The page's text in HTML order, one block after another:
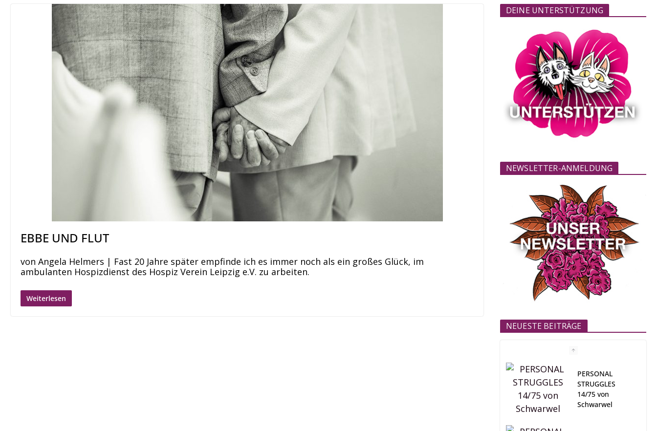
EBBE UND FLUT
von Angela Helmers | Fast 20 Jahre später empfinde ich es immer noch als ein großes Glück, im
ambulanten Hospizdienst des Hospiz Verein Leipzig e.V. zu arbeiten.
Weiterlesen
DEINE UNTERSTÜTZUNG
NEWSLETTER-ANMELDUNG
NEUESTE BEITRÄGE
PERSONAL
STRUGGLES
14/75 von
Schwarwel